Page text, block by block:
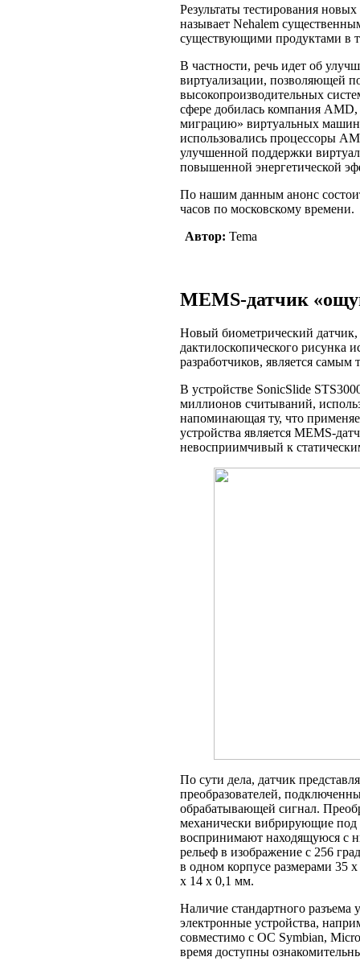
Результаты тестирования
называет Nehalem
существующими продуктами в
В частности, речь идет об
виртуализации, позволяющей
высокопроизводительных
сфере добилась компания
миграцию» виртуальных машин
использовались процессоры
улучшенной поддержки
повышенной энергетической
По нашим данным анонс
часов по московскому времени.
Автор: Tema
MEMS-датчик
Новый биометрический
дактилоскопического рисунка
разработчиков, является
В устройстве SonicSlide
миллионов считываний,
напоминающая ту, что
устройства является MEMS-
невосприимчивый к
По сути дела, датчик
преобразователей,
обрабатывающей сигнал.
механически вибрирующие под
воспринимают находящуюся с
рельеф в изображение с 256
в одном корпусе размерами 35
x 14 x 0,1 мм.
Наличие стандартного
электронные устройства,
совместимо с ОС Symbian,
время доступны